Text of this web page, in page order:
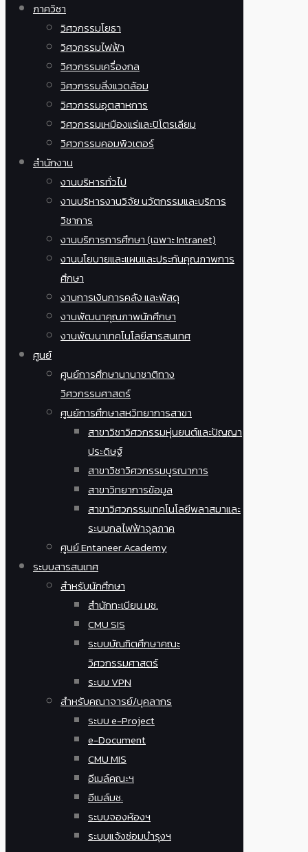
ภาควิชา
วิศวกรรมโยธา
วิศวกรรมไฟฟ้า
วิศวกรรมเครื่องกล
วิศวกรรมสิ่งแวดล้อม
วิศวกรรมอุตสาหการ
วิศวกรรมเหมืองแร่และปิโตรเลียม
วิศวกรรมคอมพิวเตอร์
สำนักงาน
งานบริหารทั่วไป
งานบริหารงานวิจัย นวัตกรรมและบริการ
วิชาการ
งานบริการการศึกษา (เฉพาะ Intranet)
งานนโยบายและแผนและประกันคุณภาพการ
ศึกษา
งานการเงินการคลัง และพัสดุ
งานพัฒนาคุณภาพนักศึกษา
งานพัฒนาเทคโนโลยีสารสนเทศ
ศูนย์
ศูนย์การศึกษานานาชาติทาง
วิศวกรรมศาสตร์
ศูนย์การศึกษาสหวิทยาการสาขา
สาขาวิชาวิศวกรรมหุ่นยนต์และปัญญา
ประดิษฐ์
สาขาวิชาวิศวกรรมบูรณาการ
สาขาวิทยาการข้อมูล
สาขาวิศวกรรมเทคโนโลยีพลาสมาและ
ระบบกลไฟฟ้าจุลภาค
ศูนย์ Entaneer Academy
ระบบสารสนเทศ
สำหรับนักศึกษา
สำนักทะเบียน มช.
CMU SIS
ระบบบัณฑิตศึกษาคณะ
วิศวกรรมศาสตร์
ระบบ VPN
สำหรับคณาจารย์/บุคลากร
ระบบ e-Project
e-Document
CMU MIS
อีเมล์คณะฯ
อีเมล์มช.
ระบบจองห้องฯ
ระบบแจ้งซ่อมบำรุงฯ